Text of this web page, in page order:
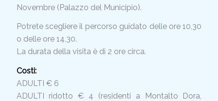
Novembre (Palazzo del Municipio).
Potrete scegliere il percorso guidato delle ore 10,30
o delle ore 14,30.
La durata della visita è di 2 ore circa.
Costi:
ADULTI € 6
ADULTI ridotto € 4 (residenti a Montalto Dora,